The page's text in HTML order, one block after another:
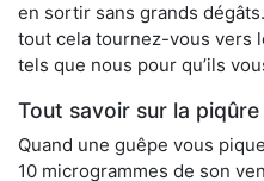
en sortir sans grands
tout cela tournez-vous vers
tels que nous pour qu’ils
Tout savoir sur la piqûre
Quand une guêpe vous
10 microgrammes de son